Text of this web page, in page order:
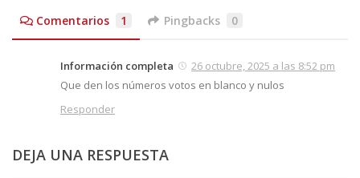
Comentarios 1 Pingbacks 0
Información completa
26 octubre, 2025 a las 8:52 pm
Que den los números votos en blanco y nulos
Responder
DEJA UNA RESPUESTA